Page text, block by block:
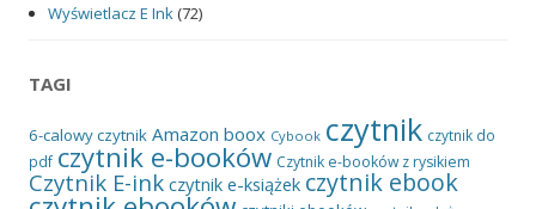
Wyświetlacz E Ink(72)
TAGI
6-calowy czytnik Amazon boox Cybook czytnik czytnik do
pdf czytnik e-booków Czytnik e-booków z rysikiem
Czytnik E-ink czytnik e-książek czytnik ebook